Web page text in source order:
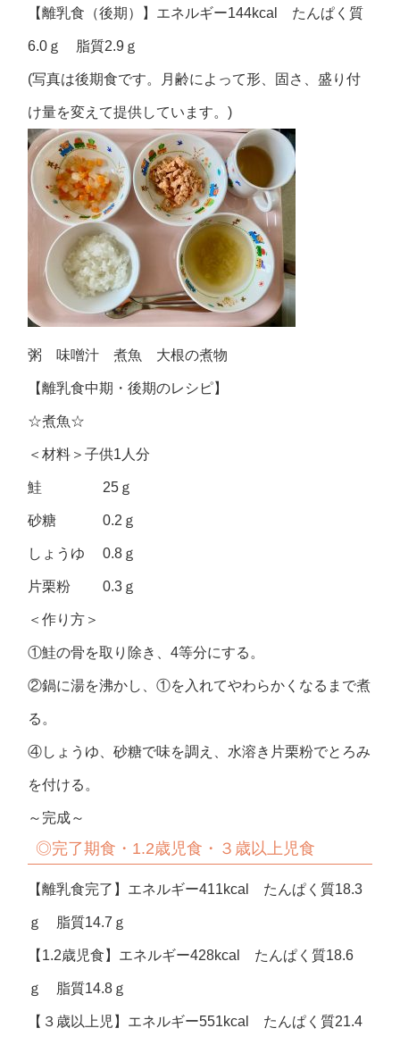
【離乳食（後期）】エネルギー144kcal たんぱく質
6.0ｇ 脂質2.9ｇ
(写真は後期食です。月齢によって形、固さ、盛り付
け量を変えて提供しています。)
粥 味噌汁 煮魚 大根の煮物
【離乳食中期・後期のレシピ】
☆煮魚☆
＜材料＞子供1人分
鮭 25ｇ
砂糖 0.2ｇ
しょうゆ 0.8ｇ
片栗粉 0.3ｇ
＜作り方＞
①鮭の骨を取り除き、4等分にする。
②鍋に湯を沸かし、①を入れてやわらかくなるまで煮
る。
④しょうゆ、砂糖で味を調え、水溶き片栗粉でとろみ
を付ける。
～完成～
◎完了期食・1.2歳児食・３歳以上児食
【離乳食完了】エネルギー411kcal たんぱく質18.3
ｇ 脂質14.7ｇ
【1.2歳児食】エネルギー428kcal たんぱく質18.6
ｇ 脂質14.8ｇ
【３歳以上児】エネルギー551kcal たんぱく質21.4